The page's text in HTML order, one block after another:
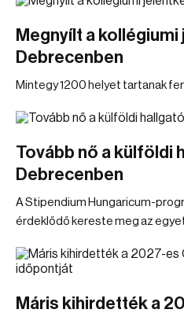
Megnyílt a
Debrecenben
Mintegy 1200 helyet tartanak
Tovább nő a külföldi
Debrecenben
A Stipendium Hungaricum-
érdeklődő kereste meg az
Máris kihirdették a